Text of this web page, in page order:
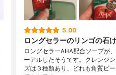
5.00
ロングセラーのリンゴの石
ロングセラーAHA配合ソープが
ーアルしたそうです。クレンジ
ズは３種類あり、どれも角質ピ